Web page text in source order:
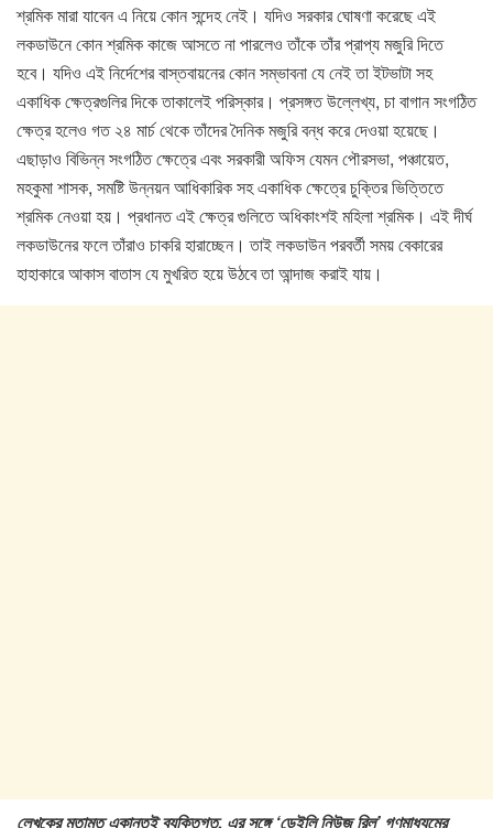
শ্রমিক মারা যাবেন এ নিয়ে কোন সন্দেহ নেই। যদিও সরকার ঘোষণা করেছে এই
লকডাউনে কোন শ্রমিক কাজে আসতে না পারলেও তাঁকে তাঁর প্রাপ্য মজুরি দিতে
হবে। যদিও এই নির্দেশের বাস্তবায়নের কোন সম্ভাবনা যে নেই তা ইটভাটা সহ
একাধিক ক্ষেত্রগুলির দিকে তাকালেই পরিস্কার। প্রসঙ্গত উল্লেখ্য, চা বাগান সংগঠিত
ক্ষেত্র হলেও গত ২৪ মার্চ থেকে তাঁদের দৈনিক মজুরি বন্ধ করে দেওয়া হয়েছে।
এছাড়াও বিভিন্ন সংগঠিত ক্ষেত্রে এবং সরকারী অফিস যেমন পৌরসভা, পঞ্চায়েত,
মহকুমা শাসক, সমষ্টি উন্নয়ন আধিকারিক সহ একাধিক ক্ষেত্রে চুক্তির ভিত্তিতে
শ্রমিক নেওয়া হয়। প্রধানত এই ক্ষেত্র গুলিতে অধিকাংশই মহিলা শ্রমিক। এই দীর্ঘ
লকডাউনের ফলে তাঁরাও চাকরি হারাচ্ছেন। তাই লকডাউন পরবর্তী সময় বেকারের
হাহাকারে আকাস বাতাস যে মুখরিত হয়ে উঠবে তা আন্দাজ করাই যায়।
লেখকের মতামত একান্তই ব্যক্তিগত, এর সঙ্গে ‘ডেইলি নিউজ রিল’ গণমাধ্যমের